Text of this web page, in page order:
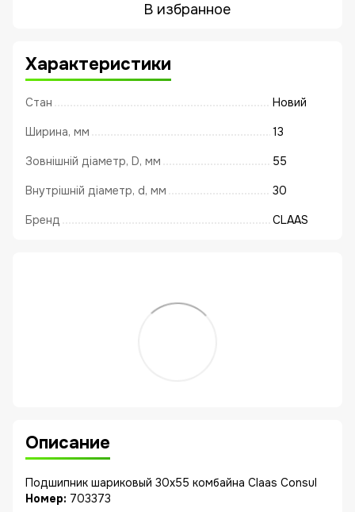
В избранное
Характеристики
Стан Новий
Ширина, мм 13
Зовнішній діаметр, D, мм 55
Внутрішній діаметр, d, мм 30
Бренд CLAAS
Описание
Подшипник шариковый 30x55 комбайна Claas Consul
Номер: 703373